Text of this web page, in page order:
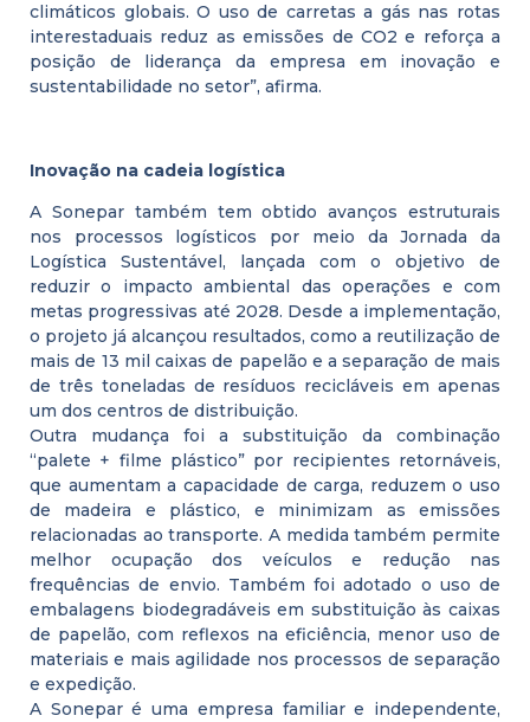
climáticos globais. O uso de carretas a gás nas rotas
interestaduais reduz as emissões de CO2 e reforça a
posição de liderança da empresa em inovação e
sustentabilidade no setor”, afirma.
Inovação na cadeia logística
A Sonepar também tem obtido avanços estruturais
nos processos logísticos por meio da Jornada da
Logística Sustentável, lançada com o objetivo de
reduzir o impacto ambiental das operações e com
metas progressivas até 2028. Desde a implementação,
o projeto já alcançou resultados, como a reutilização de
mais de 13 mil caixas de papelão e a separação de mais
de três toneladas de resíduos recicláveis em apenas
um dos centros de distribuição.
Outra mudança foi a substituição da combinação
“palete + filme plástico” por recipientes retornáveis,
que aumentam a capacidade de carga, reduzem o uso
de madeira e plástico, e minimizam as emissões
relacionadas ao transporte. A medida também permite
melhor ocupação dos veículos e redução nas
frequências de envio. Também foi adotado o uso de
embalagens biodegradáveis em substituição às caixas
de papelão, com reflexos na eficiência, menor uso de
materiais e mais agilidade nos processos de separação
e expedição.
A Sonepar é uma empresa familiar e independente,